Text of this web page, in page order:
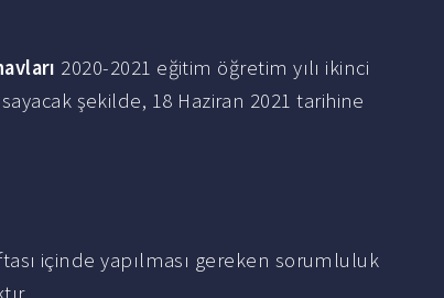
2020-2021 eğitim öğretim yılı ikinci
şekilde, 18 Haziran 2021 tarihine
içinde yapılması gereken sorumluluk